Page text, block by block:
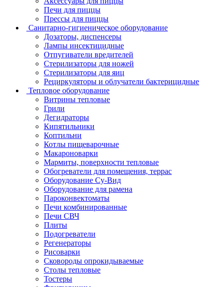
Печи для пиццы
Прессы для пиццы
Санитарно-гигиеническое оборудование
Дозаторы, диспенсеры
Лампы инсектицидные
Отпугиватели вредителей
Стерилизаторы для ножей
Стерилизаторы для яиц
Рециркуляторы и облучатели бактерицидные
Тепловое оборудование
Витрины тепловые
Грили
Дегидраторы
Кипятильники
Коптильни
Котлы пищеварочные
Макароноварки
Мармиты, поверхности тепловые
Обогреватели для помещения, террас
Оборудование Су-Bид
Оборудование для рамена
Пароконвектоматы
Печи комбинированные
Печи СВЧ
Плиты
Подогреватели
Регенераторы
Рисоварки
Сковороды опрокидываемые
Столы тепловые
Тостеры